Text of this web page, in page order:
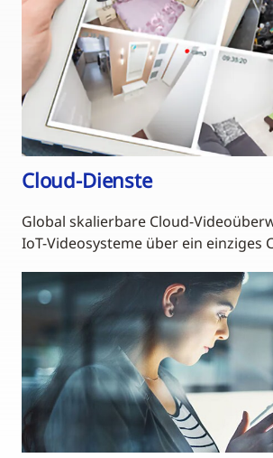
Cloud-Dienste
Global skalierbare Cloud-
IoT-Videosysteme über ein einziges